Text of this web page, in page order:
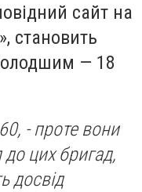
сайт на
становить
— 18
- проте вони
цих бригад,
досвід